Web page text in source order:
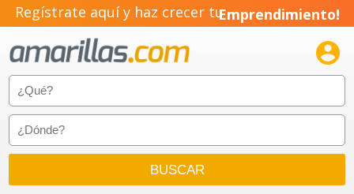
Regístrate aquí y haz crecer tuEmprendimiento!
